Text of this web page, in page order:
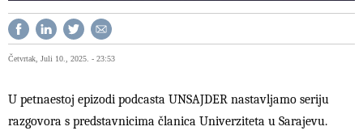
Četvrtak, Juli 10., 2025. - 23:53
U petnaestoj epizodi podcasta UNSAJDER nastavljamo seriju
razgovora s predstavnicima članica Univerziteta u Sarajevu.